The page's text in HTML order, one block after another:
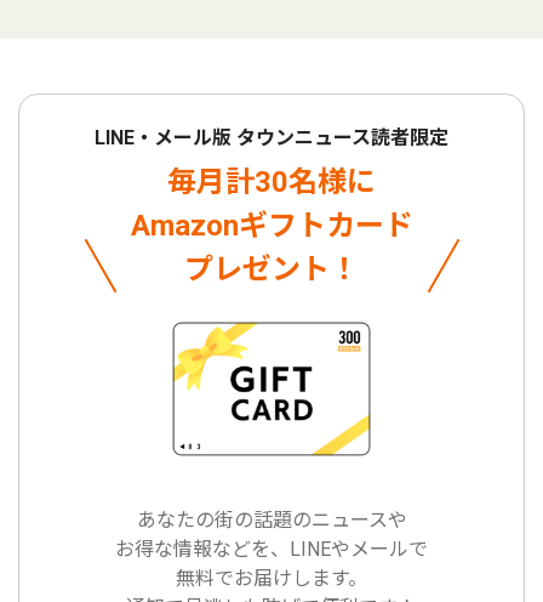
LINE・メール版 タウンニュース読者限定
毎月計30名様に
Amazonギフトカード
プレゼント！
あなたの街の話題のニュースや
お得な情報などを、LINEやメールで
無料でお届けします。